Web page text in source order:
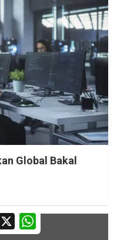
Global Bakal
X
a